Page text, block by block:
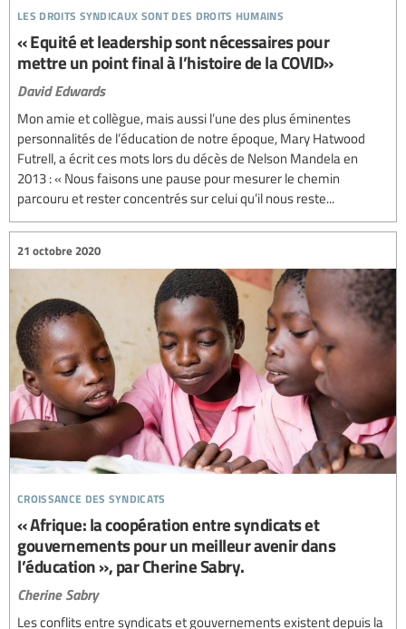
les droits syndicaux sont des droits humains
« Equité et leadership sont nécessaires pour
mettre un point final à l’histoire de la COVID»
David Edwards
Mon amie et collègue, mais aussi l’une des plus éminentes
personnalités de l’éducation de notre époque, Mary Hatwood
Futrell, a écrit ces mots lors du décès de Nelson Mandela en
2013 : « Nous faisons une pause pour mesurer le chemin
parcouru et rester concentrés sur celui qu’il nous reste...
croissance des syndicats
21 octobre 2020
« Afrique: la coopération entre syndicats et
gouvernements pour un meilleur avenir dans
l’éducation », par Cherine Sabry.
Cherine Sabry
Les conflits entre syndicats et gouvernements existent depuis la